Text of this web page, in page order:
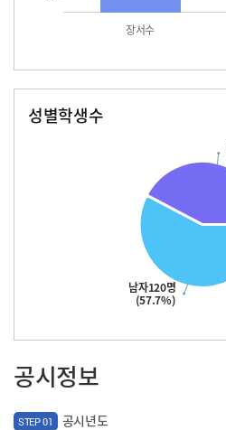
장서수
성별학생수
남자120명
(57.7%)
공시정보
STEP 01 공시년도